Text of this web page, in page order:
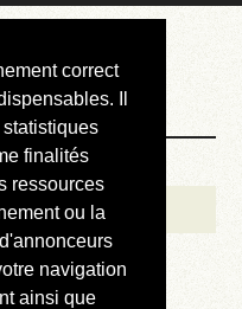
correct
Il
finalités
ressources
ou la
navigation
ainsi que